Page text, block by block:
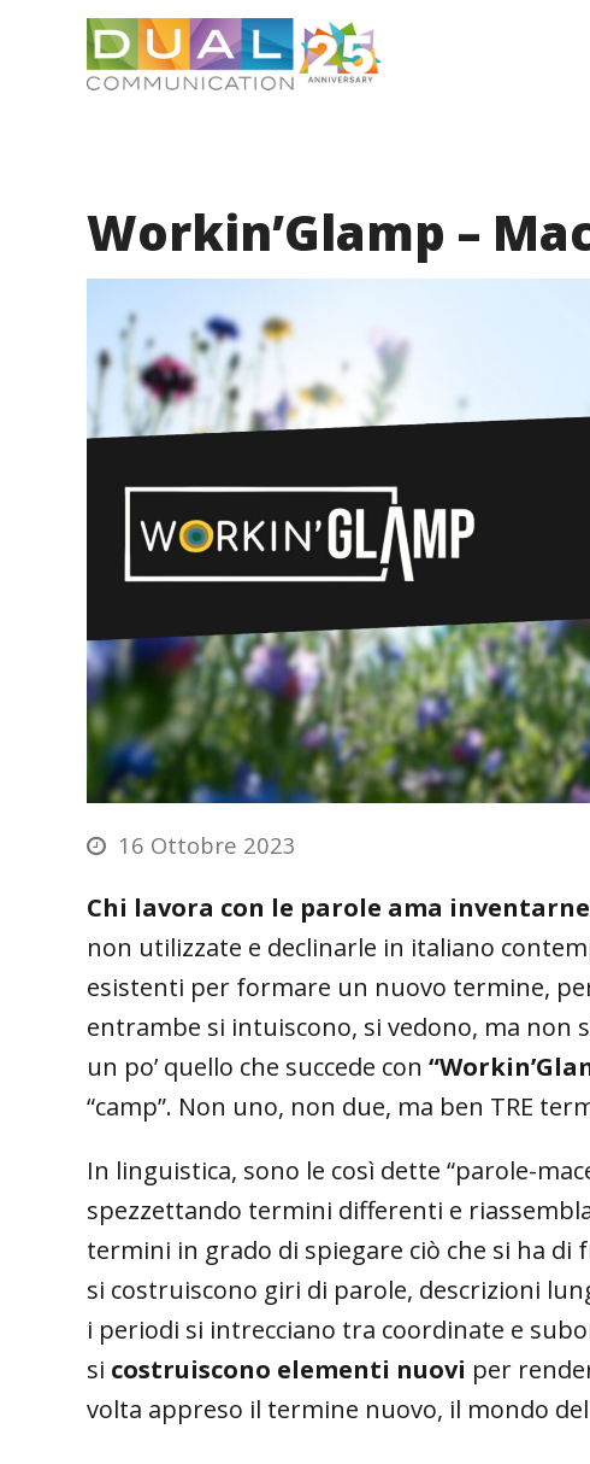
Workin’Glamp –
16 Ottobre 2023
Chi lavora con le parole ama inventarne
non utilizzate e declinarle in italiano
esistenti per formare un nuovo termine,
entrambe si intuiscono, si vedono, ma non
un po’ quello che succede con
“camp”. Non uno, non due, ma ben TRE
In linguistica, sono le così dette “parole-
spezzettando termini differenti e
termini in grado di spiegare ciò che si ha
si costruiscono giri di parole, descrizioni
i periodi si intrecciano tra coordinate e
si costruiscono elementi nuovi per
volta appreso il termine nuovo, il mondo